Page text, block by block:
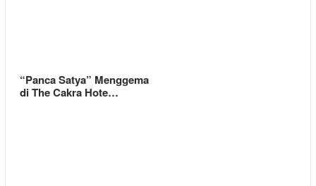
“Panca Satya” Menggema
di The Cakra Hote…